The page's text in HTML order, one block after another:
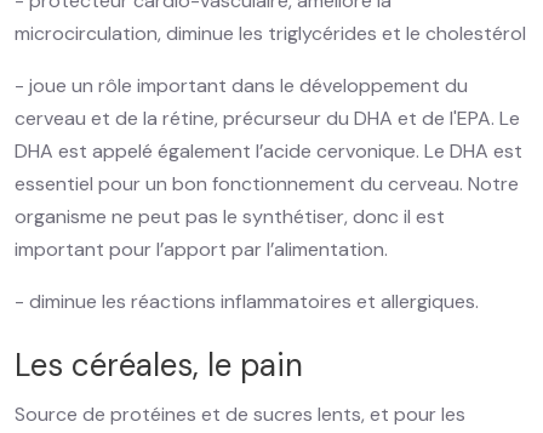
microcirculation, diminue les triglycérides et le cholestérol
- joue un rôle important dans le développement du
cerveau et de la rétine, précurseur du DHA et de l'EPA. Le
DHA est appelé également l’acide cervonique. Le DHA est
essentiel pour un bon fonctionnement du cerveau. Notre
organisme ne peut pas le synthétiser, donc il est
important pour l’apport par l’alimentation.
- diminue les réactions inflammatoires et allergiques.
Les céréales, le pain
Source de protéines et de sucres lents, et pour les